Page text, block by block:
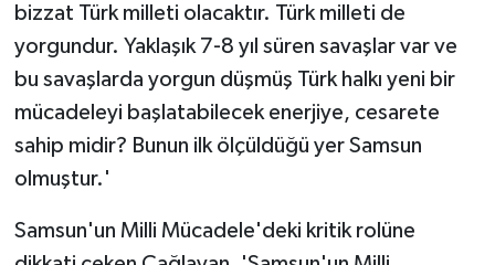
bizzat Türk milleti olacaktır. Türk milleti de
yorgundur. Yaklaşık 7-8 yıl süren savaşlar var ve
bu savaşlarda yorgun düşmüş Türk halkı yeni bir
mücadeleyi başlatabilecek enerjiye, cesarete
sahip midir? Bunun ilk ölçüldüğü yer Samsun
olmuştur.'
Samsun'un Milli Mücadele'deki kritik rolüne